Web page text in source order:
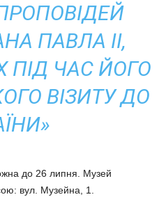
ПАВЛА ІІ,
ЧАС ЙОГО
ВІЗИТУ ДО
до 26 липня. Музей
вул. Музейна, 1.